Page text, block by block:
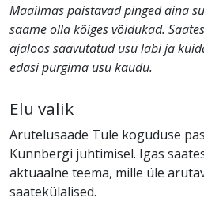
Maailmas paistavad pinged aina
saame olla kõiges võidukad.
ajaloos saavutatud usu läbi ja
edasi pürgima usu kaudu.
Elu valik
Arutelusaade Tule koguduse
Kunnbergi juhtimisel. Igas
aktuaalne teema, mille üle
saatekülalised.